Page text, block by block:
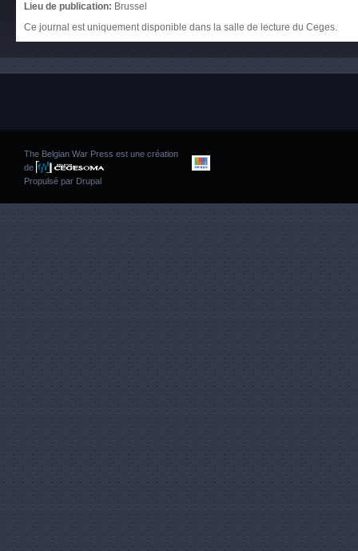
Lieu de publication: Brussel
Ce journal est uniquement disponible dans la salle de lecture du Ceges.
The Belgian War Press est une création
de
Propulsé par Drupal